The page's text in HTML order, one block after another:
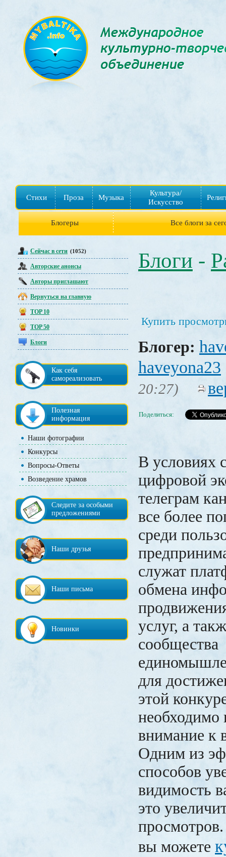
Стихи Проза Музыка
Культура/
Искусство
Блогеры Все блоги за
Сейчас в сети (1052)
Авторские анонсы
Авторы приглашают
Вернуться на главную
TOP 10
TOP 50
Блоги
Как себя
самореализовать
Полезная
информация
Наши фотографии
Конкурсы
Вопросы-Ответы
Возведение храмов
Следите за особыми
предложениями
Наши друзья
Наши письма
Новинки
Блоги -
Купить
Блогер:
haveyona23
20:27)
Поделиться:
В условиях
цифровой
телеграм
все более
среди
служат
обмена
услуг, а
сообщества
для
этой
необходимо
внимание к
Одним из
способов
видимость
это
вы можете